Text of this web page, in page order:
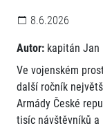
8.6.2026
Autor: kapitán Jan
Ve vojenském
další ročník
Armády České
tisíc návštěvníků a